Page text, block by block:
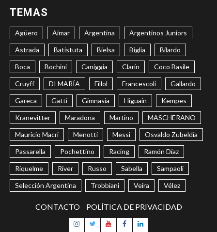
TEMAS
Agüero Aimar Argentina Argentinos Juniors
Astrada Batistuta Bielsa Biglia Bilardo
Boca Bochini Caniggia Clarín Coco Basile
Cruyff DI MARÍA Fillol Francescoli Gallardo
Gareca Gatti Gimnasia Higuaín Kempes
Kranevitter Maradona Martino MASCHERANO
Mauricio Macri Menotti Messi Osvaldo Zubeldía
Passarella Pochettino Racing Ramón Díaz
Riquelme River Russo Sabella Sampaoli
Selección Argentina Trobbiani Veira Vélez
CONTACTO POLÍTICA DE PRIVACIDAD
Instagram
TwitterYoutubeFacebookLinkedIn